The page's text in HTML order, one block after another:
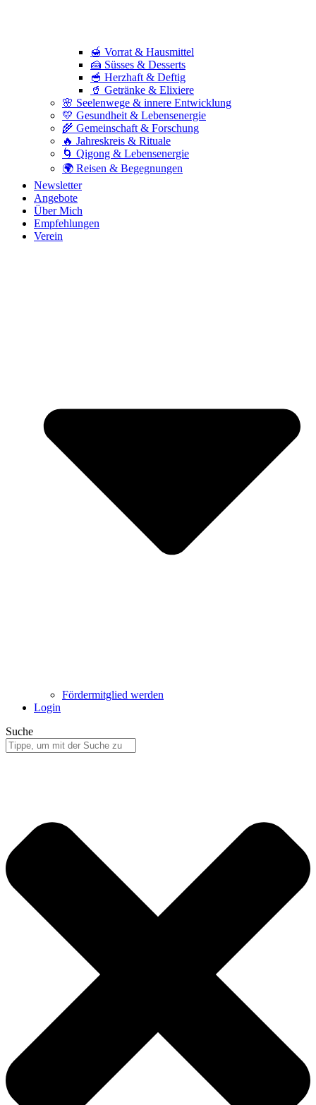
🍯 Vorrat & Hausmittel
🍰 Süsses & Desserts
🥣 Herzhaft & Deftig
🥤 Getränke & Elixiere
🌸 Seelenwege & innere Entwicklung
💛 Gesundheit & Lebensenergie
🌾 Gemeinschaft & Forschung
🔥 Jahreskreis & Rituale
🌀 Qigong & Lebensenergie
🌍 Reisen & Begegnungen
Newsletter
Angebote
Über Mich
Empfehlungen
Verein
Fördermitglied werden
Login
Suche